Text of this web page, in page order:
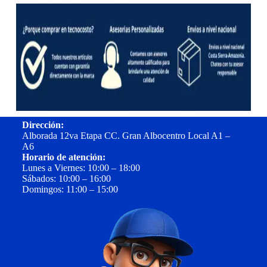
Dirección:
Alborada 12va Etapa CC. Gran Albocentro Local A1 –
A6
Horario de atención:
Lunes a Viernes: 10:00 – 18:00
Sábados: 10:00 – 16:00
Domingos: 11:00 – 15:00